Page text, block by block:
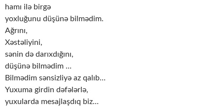
hamı ilə birgə
yoxluğunu düşünə bilmədim.
Ağrını,
Xəstəliyini,
sənin də darıxdığını,
düşünə bilmədim …
Bilmədim sənsizliyə az qalıb…
Yuxuma girdin dəfələrlə,
yuxularda mesajlaşdıq biz…